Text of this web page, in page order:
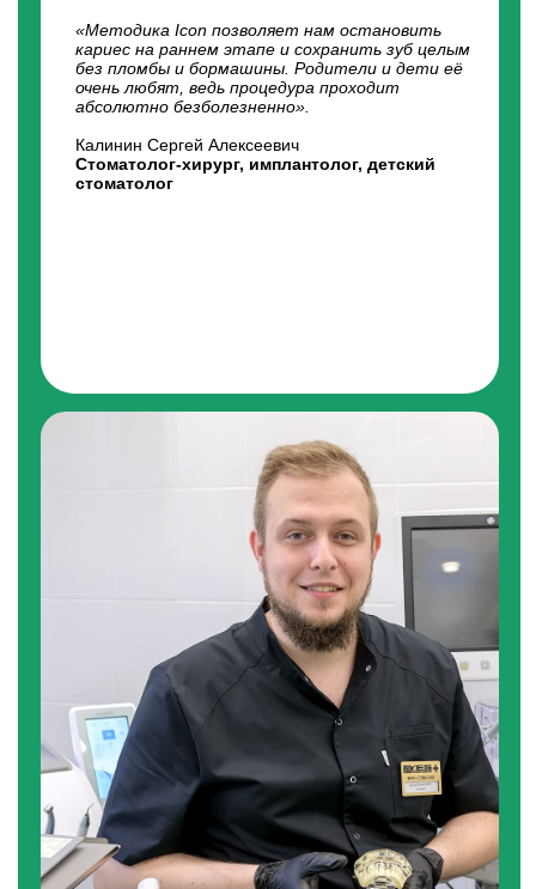
выходит из наркоза — уже через полчаса он
бодрый и играет».
Светличная ТАТЬЯНА ОЛЕГОВНА
Врач-анестезиолог-реаниматолог